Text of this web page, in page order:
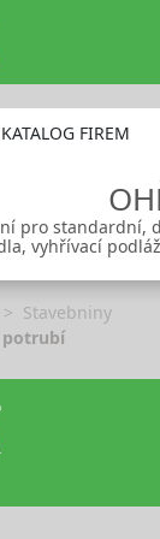
KATALOG FIREM
pro standardní,
vyhřívací
Stavebniny
potrubí